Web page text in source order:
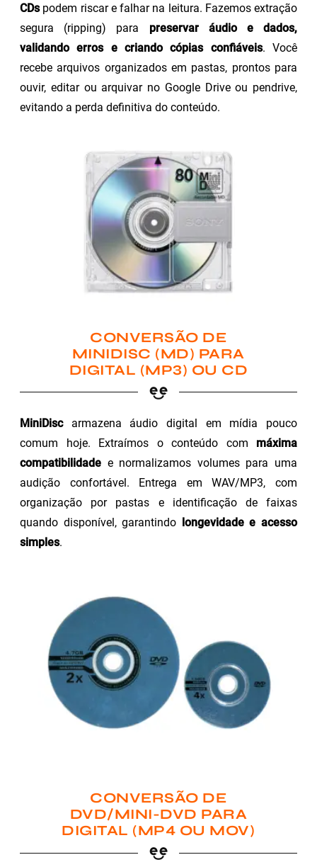
CDspodem riscar e falhar na leitura. Fazemos extração
segura (ripping) para preservar áudio e dados,
validando erros e criando cópias confiáveis. Você
recebe arquivos organizados em pastas, prontos para
ouvir, editar ou arquivar no Google Drive ou pendrive,
evitando a perda definitiva do conteúdo.
CONVERSÃO DE
MINIDISC (MD) PARA
DIGITAL (MP3) OU CD
MiniDiscarmazena áudio digital em mídia pouco
comum hoje. Extraímos o conteúdo com máxima
compatibilidade e normalizamos volumes para uma
audição confortável. Entrega em WAV/MP3, com
organização por pastas e identificação de faixas
quando disponível, garantindo longevidade e acesso
simples.
CONVERSÃO DE
DVD/MINI-DVD PARA
DIGITAL (MP4 OU MOV)